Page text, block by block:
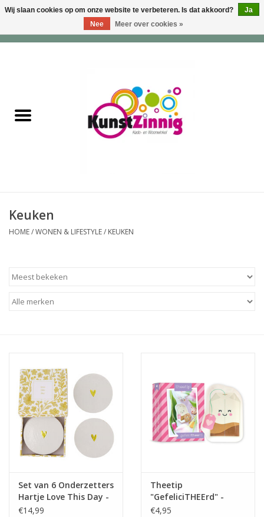
Wonen & Lifestyle
Tassen & Portemonnees
Kinderen
Stationery & Gifts
Sieraden
Hebbedingen
Wenskaarten
Keuken
HOME/WONEN & LIFESTYLE/ KEUKEN
Set van 6 Onderzetters
Hartje Love This Day -
Zusss
€14,99
Theetip
"GefeliciTHEErd" -
Studio Schatkist
€4,95
Wij slaan cookies op om onze website te verbeteren. Is dat akkoord?
Ja
Nee
Meer over cookies »